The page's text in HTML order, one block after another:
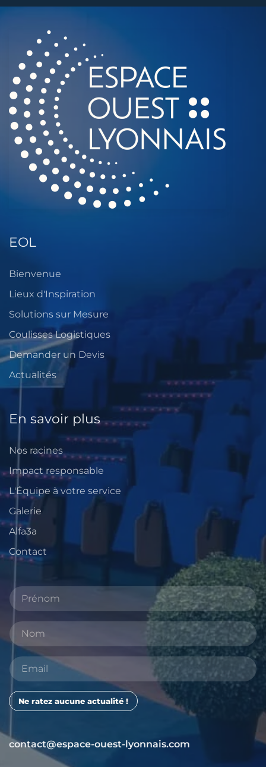
EOL
Bienvenue
Lieux d'Inspiration
Solutions sur Mesure
Coulisses Logistiques
Demander un Devis
Actualités
En savoir plus
Nos racines
Impact responsable
L'Équipe à votre service
Galerie
Alfa3a
Contact
Ne ratez aucune actualité !
contact@espace-ouest-lyonnais.com